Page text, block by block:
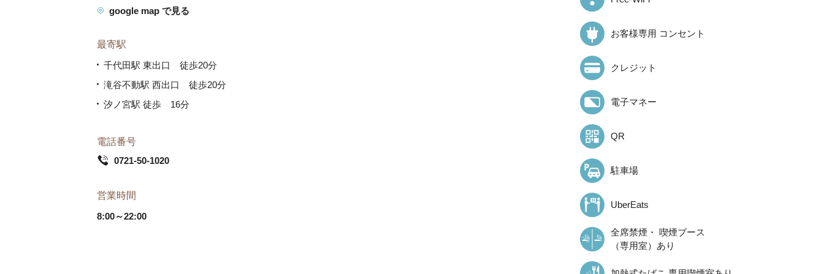
google map で見る
最寄駅
千代田駅 東出口 徒歩20分
滝谷不動駅 西出口 徒歩20分
汐ノ宮駅 徒歩 16分
電話番号
0721-50-1020
営業時間
8:00～22:00
お客様専用 コンセント
クレジット
電子マネー
QR
駐車場
UberEats
全席禁煙・ 喫煙ブース
（専用室）あり